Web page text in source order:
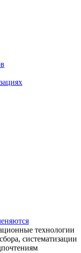
технологии
систематизации